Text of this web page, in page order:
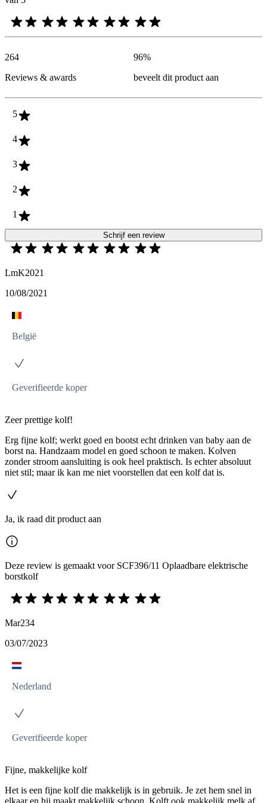
264
Reviews & awards
96%
beveelt dit product aan
5
4
3
2
1
Schrijf een review
LmK2021
10/08/2021
België
Geverifieerde koper
Zeer prettige kolf!
Erg fijne kolf; werkt goed en bootst echt drinken van baby aan de
borst na. Handzaam model en goed schoon te maken. Kolven
zonder stroom aansluiting is ook heel praktisch. Is echter absoluut
niet stil; maar ik kan me niet voorstellen dat een kolf dat is.
Ja, ik raad dit product aan
Deze review is gemaakt voor SCF396/11 Oplaadbare elektrische
borstkolf
Mar234
03/07/2023
Nederland
Geverifieerde koper
Fijne, makkelijke kolf
Het is een fijne kolf die makkelijk is in gebruik. Je zet hem snel in